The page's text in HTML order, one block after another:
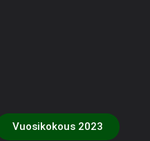
Vuosikokous 2023